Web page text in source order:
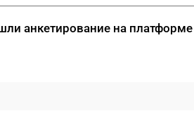
анкетирование на платформе